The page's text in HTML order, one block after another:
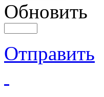
Обновить
Отправить